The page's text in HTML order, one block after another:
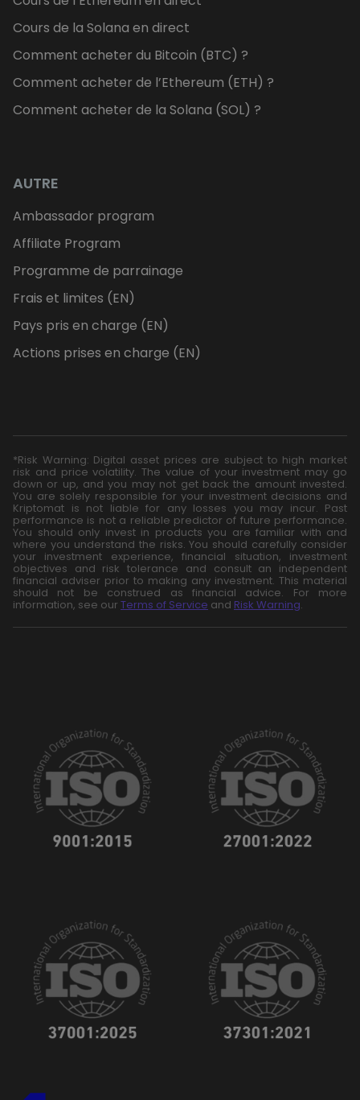
Cours de la Solana en direct
Comment acheter du Bitcoin (BTC) ?
Comment acheter de l’Ethereum (ETH) ?
Comment acheter de la Solana (SOL) ?
AUTRE
Ambassador program
Affiliate Program
Programme de parrainage
Frais et limites (EN)
Pays pris en charge (EN)
Actions prises en charge (EN)
*Risk Warning: Digital asset prices are subject to high market
risk and price volatility. The value of your investment may go
down or up, and you may not get back the amount invested.
You are solely responsible for your investment decisions and
Kriptomat is not liable for any losses you may incur. Past
performance is not a reliable predictor of future performance.
You should only invest in products you are familiar with and
where you understand the risks. You should carefully consider
your investment experience, financial situation, investment
objectives and risk tolerance and consult an independent
financial adviser prior to making any investment. This material
should not be construed as financial advice. For more
information, see our Terms of Service and Risk Warning.